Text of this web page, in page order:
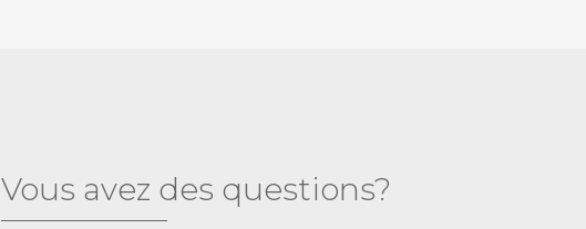
Vous avez des questions?